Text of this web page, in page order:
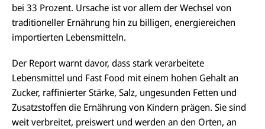
bei 33 Prozent. Ursache ist vor allem der Wechsel von
traditioneller Ernährung hin zu billigen, energiereichen
importierten Lebensmitteln.
Der Report warnt davor, dass stark verarbeitete
Lebensmittel und Fast Food mit einem hohen Gehalt an
Zucker, raffinierter Stärke, Salz, ungesunden Fetten und
Zusatzstoffen die Ernährung von Kindern prägen. Sie sind
weit verbreitet, preiswert und werden an den Orten, an